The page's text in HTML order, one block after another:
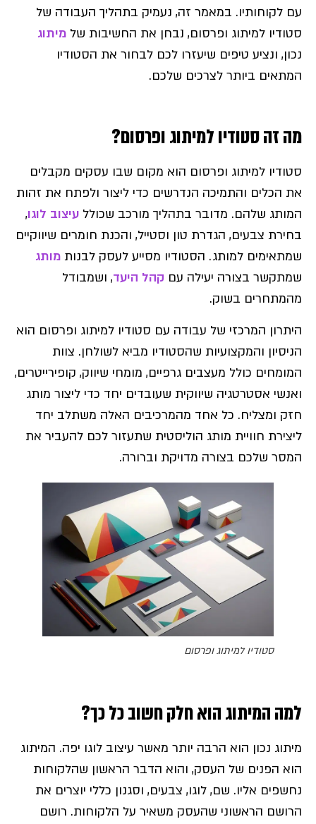
עם לקוחותיו. במאמר זה, נעמיק בתהליך העבודה של
סטודיו למיתוג ופרסום, נבחן את החשיבות של מיתוג
נכון, ונציע טיפים שיעזרו לכם לבחור את הסטודיו
המתאים ביותר לצרכים שלכם.
מה זה סטודיו למיתוג ופרסום?
סטודיו למיתוג ופרסום הוא מקום שבו עסקים מקבלים
את הכלים והתמיכה הנדרשים כדי ליצור ולפתח את זהות
המותג שלהם. מדובר בתהליך מורכב שכולל עיצוב לוגו,
בחירת צבעים, הגדרת טון וסטייל, והכנת חומרים שיווקיים
שמתאימים למותג. הסטודיו מסייע לעסק לבנות מותג
שמתקשר בצורה יעילה עם קהל היעד, ושמבודל
מהמתחרים בשוק.
היתרון המרכזי של עבודה עם סטודיו למיתוג ופרסום הוא
הניסיון והמקצועיות שהסטודיו מביא לשולחן. צוות
המומחים כולל מעצבים גרפיים, מומחי שיווק, קופירייטרים,
ואנשי אסטרטגיה שיווקית שעובדים יחד כדי ליצור מותג
חזק ומצליח. כל אחד מהמרכיבים האלה משתלב יחד
ליצירת חוויית מותג הוליסטית שתעזור לכם להעביר את
המסר שלכם בצורה מדויקת וברורה.
סטודיו למיתוג ופרסום
למה המיתוג הוא חלק חשוב כל כך?
מיתוג נכון הוא הרבה יותר מאשר עיצוב לוגו יפה. המיתוג
הוא הפנים של העסק, והוא הדבר הראשון שהלקוחות
נחשפים אליו. שם, לוגו, צבעים, וסגנון כללי יוצרים את
הרושם הראשוני שהעסק משאיר על הלקוחות. רושם